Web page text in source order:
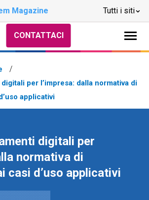
Magazine Tutti i siti
CONTATTACI
per l’impresa: dalla normativa di
applicativi
digitali per
normativa di
casi d’uso applicativi